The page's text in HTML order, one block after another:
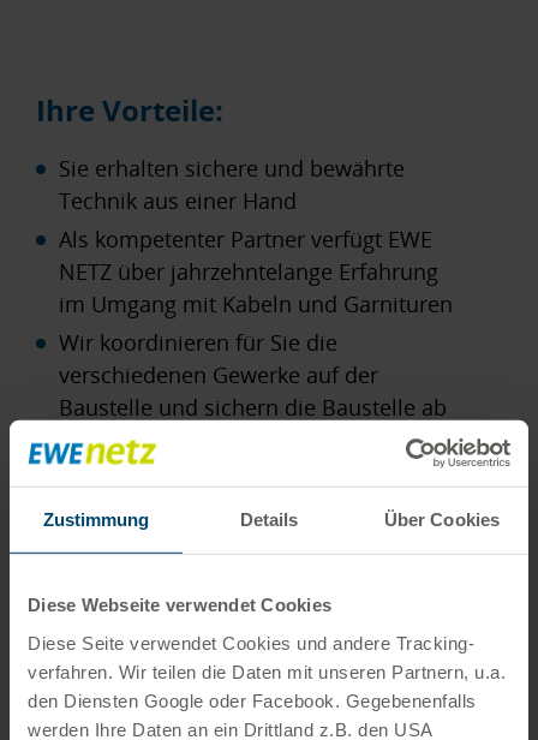
Zustimmung Details Über Cookies
Diese Webseite verwendet Cookies
Diese Seite verwendet Cookies und andere Tracking­
verfahren. Wir teilen die Daten mit unseren Partnern, u.a.
den Diensten Google oder Facebook. Gegebenenfalls
werden Ihre Daten an ein Drittland z.B. den USA
Ihre Vorteile:
Sie erhalten sichere und bewährte
Technik aus einer Hand
Als kompetenter Partner verfügt EWE
NETZ über jahrzehntelange Erfahrung
im Umgang mit Kabeln und Garnituren
Wir koordinieren für Sie die
verschiedenen Gewerke auf der
Baustelle und sichern die Baustelle ab
Melden Sie sich gern.
Für den Kontakt mit uns können Sie gern
unser Onlineformular nutzen
Kontakt